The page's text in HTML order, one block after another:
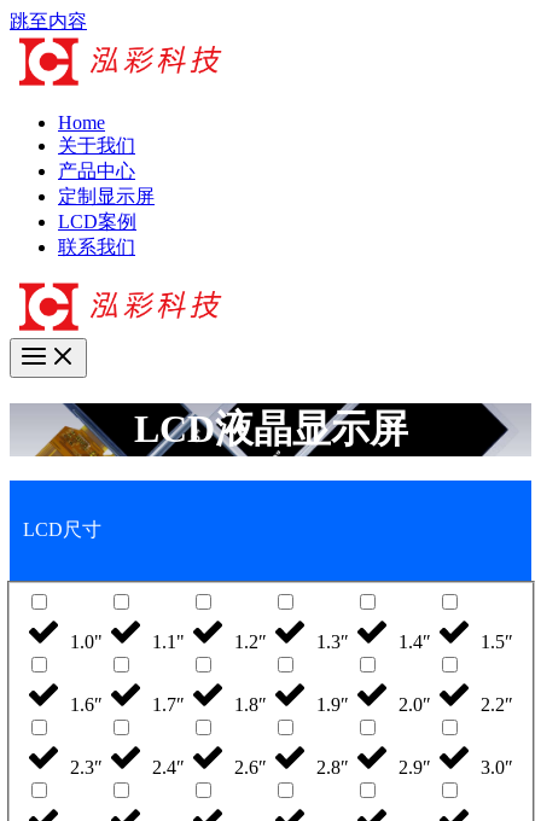
跳至内容
Home
关于我们
产品中心
定制显示屏
LCD案例
联系我们
LCD液晶显示屏
LCD尺寸
1.0" 1.1" 1.2″ 1.3″ 1.4″ 1.5″
1.6″ 1.7″ 1.8″ 1.9″ 2.0″ 2.2″
2.3″ 2.4″ 2.6″ 2.8″ 2.9″ 3.0″